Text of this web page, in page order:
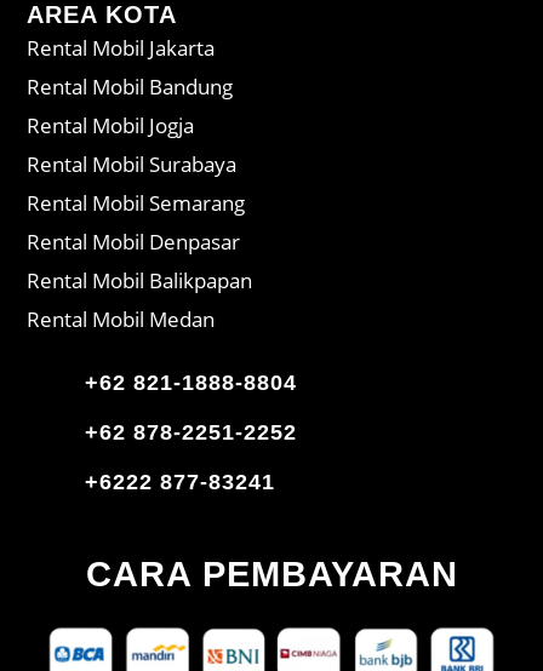
AREA KOTA
Rental Mobil Jakarta
Rental Mobil Bandung
Rental Mobil Jogja
Rental Mobil Surabaya
Rental Mobil Semarang
Rental Mobil Denpasar
Rental Mobil Balikpapan
Rental Mobil Medan
+62 821-1888-8804
+62 878-2251-2252
+6222 877-83241
CARA PEMBAYARAN